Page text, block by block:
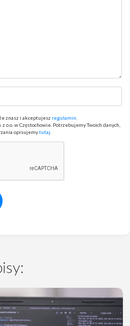
znasz i akceptujesz regulamin.
o.o. w Częstochowie. Potrzebujemy Twoich danych,
opisujemytutaj.